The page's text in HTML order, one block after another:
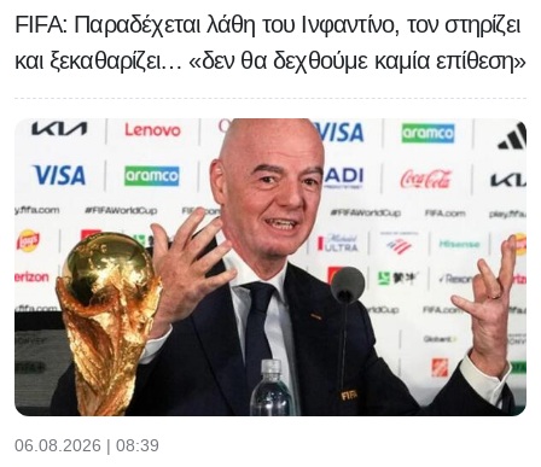
FIFA: Παραδέχεται λάθη του Ινφαντίνο, τον στηρίζει
και ξεκαθαρίζει… «δεν θα δεχθούμε καμία επίθεση»
06.08.2026 | 08:39